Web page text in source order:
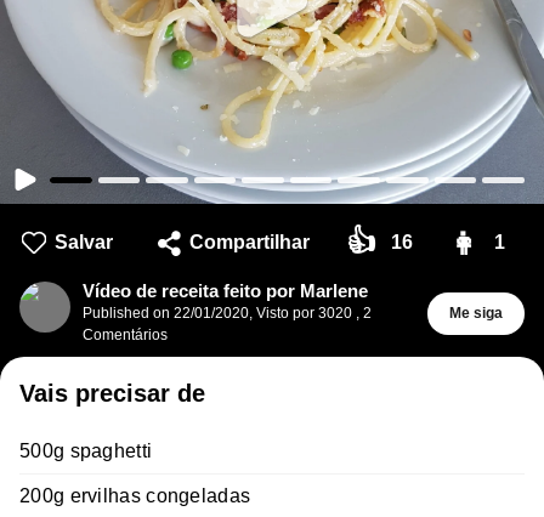
Salvar Compartilhar 👍 16 👩 1
Vídeo de receita feito por Marlene
Published on 22/01/2020, Visto por 3020 , 2
Comentários
Me siga
Vais precisar de
500g spaghetti
200g ervilhas congeladas